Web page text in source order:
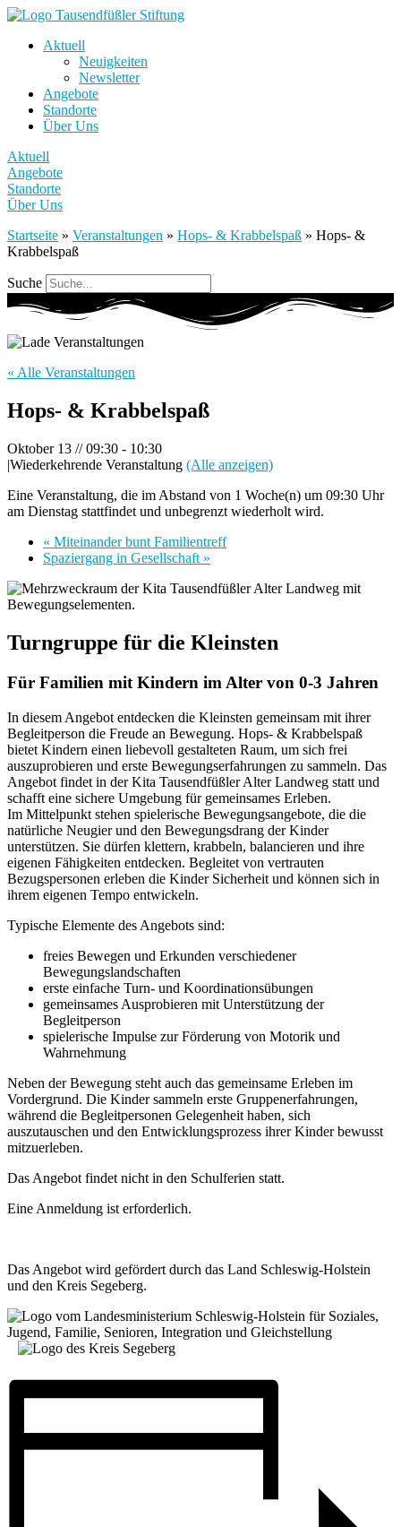
Aktuell
Neuigkeiten
Newsletter
Angebote
Standorte
Über Uns
Aktuell
Angebote
Standorte
Über Uns
Startseite » Veranstaltungen » Hops- & Krabbelspaß » Hops- &
Krabbelspaß
Suche
« Alle Veranstaltungen
Hops- & Krabbelspaß
Oktober 13 // 09:30 - 10:30
|Wiederkehrende Veranstaltung (Alle anzeigen)
Eine Veranstaltung, die im Abstand von 1 Woche(n) um 09:30 Uhr
am Dienstag stattfindet und unbegrenzt wiederholt wird.
« Miteinander bunt Familientreff
Spaziergang in Gesellschaft »
Turngruppe für die Kleinsten
Für Familien mit Kindern im Alter von 0-3 Jahren
In diesem Angebot entdecken die Kleinsten gemeinsam mit ihrer
Begleitperson die Freude an Bewegung. Hops- & Krabbelspaß
bietet Kindern einen liebevoll gestalteten Raum, um sich frei
auszuprobieren und erste Bewegungserfahrungen zu sammeln. Das
Angebot findet in der Kita Tausendfüßler Alter Landweg statt und
schafft eine sichere Umgebung für gemeinsames Erleben.
Im Mittelpunkt stehen spielerische Bewegungsangebote, die die
natürliche Neugier und den Bewegungsdrang der Kinder
unterstützen. Sie dürfen klettern, krabbeln, balancieren und ihre
eigenen Fähigkeiten entdecken. Begleitet von vertrauten
Bezugspersonen erleben die Kinder Sicherheit und können sich in
ihrem eigenen Tempo entwickeln.
Typische Elemente des Angebots sind:
freies Bewegen und Erkunden verschiedener
Bewegungslandschaften
erste einfache Turn‑ und Koordinationsübungen
gemeinsames Ausprobieren mit Unterstützung der
Begleitperson
spielerische Impulse zur Förderung von Motorik und
Wahrnehmung
Neben der Bewegung steht auch das gemeinsame Erleben im
Vordergrund. Die Kinder sammeln erste Gruppenerfahrungen,
während die Begleitpersonen Gelegenheit haben, sich
auszutauschen und den Entwicklungsprozess ihrer Kinder bewusst
mitzuerleben.
Das Angebot findet nicht in den Schulferien statt.
Eine Anmeldung ist erforderlich.
Das Angebot wird gefördert durch das Land Schleswig-Holstein
und den Kreis Segeberg.